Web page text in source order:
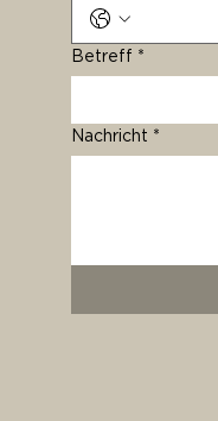
Betreff *
Nachricht *